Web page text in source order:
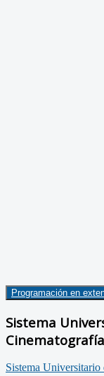
Programación en
Sistema
Cinematografía
Sistema